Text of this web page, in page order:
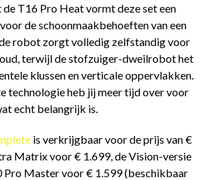
T16 Pro Heat vormt deze set een
de schoonmaakbehoeften van een
robot zorgt volledig zelfstandig voor
terwijl de stofzuiger-dweilrobot het
klussen en verticale oppervlakken.
technologie heb jij meer tijd over voor
echt belangrijk is.
is verkrijgbaar voor de prijs van €
Matrix voor € 1.699, de Vision-versie
Pro Master voor € 1.599 (beschikbaar